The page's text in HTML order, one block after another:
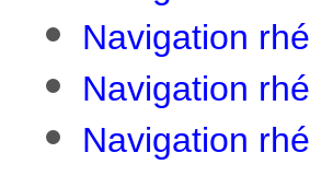
Navigation
Navigation
Navigation